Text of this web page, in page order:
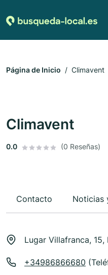
Página de Inicio Climavent
Climavent
0.0 (0 Reseñas)
Contacto Noticias
Lugar Villafranca,
+34986866680